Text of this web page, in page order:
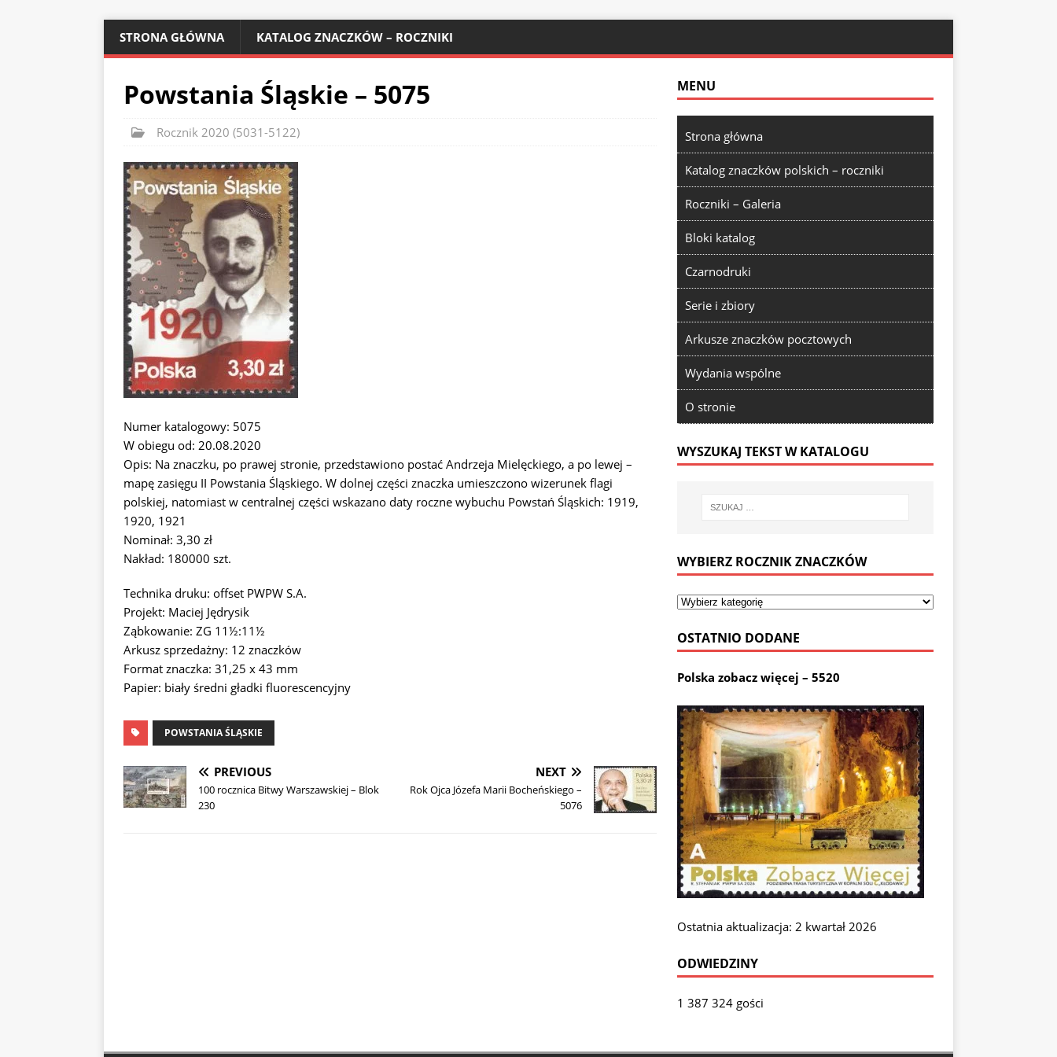
STRONA GŁÓWNA KATALOG ZNACZKÓW – ROCZNIKI
Powstania Śląskie – 5075
Rocznik 2020 (5031-5122)
Numer katalogowy: 5075
W obiegu od: 20.08.2020
Opis: Na znaczku, po prawej stronie, przedstawiono postać Andrzeja Mielęckiego, a po lewej –
mapę zasięgu II Powstania Śląskiego. W dolnej części znaczka umieszczono wizerunek flagi
polskiej, natomiast w centralnej części wskazano daty roczne wybuchu Powstań Śląskich: 1919,
1920, 1921
Nominał: 3,30 zł
Nakład: 180000 szt.
Technika druku: offset PWPW S.A.
Projekt: Maciej Jędrysik
Ząbkowanie: ZG 11½:11½
Arkusz sprzedażny: 12 znaczków
Format znaczka: 31,25 x 43 mm
Papier: biały średni gładki fluorescencyjny
POWSTANIA ŚLĄSKIE
PREVIOUS
100 rocznica Bitwy Warszawskiej – Blok
230
NEXT
Rok Ojca Józefa Marii Bocheńskiego –
5076
MENU
Strona główna
Katalog znaczków polskich – roczniki
Roczniki – Galeria
Bloki katalog
Czarnodruki
Serie i zbiory
Arkusze znaczków pocztowych
Wydania wspólne
O stronie
WYSZUKAJ TEKST W KATALOGU
WYBIERZ ROCZNIK ZNACZKÓW
OSTATNIO DODANE
Polska zobacz więcej – 5520
Ostatnia aktualizacja: 2 kwartał 2026
ODWIEDZINY
1 387 324 gości